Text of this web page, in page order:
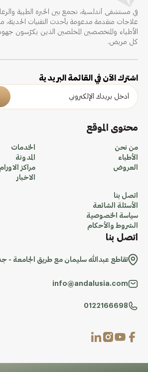
في مستشفى أندلسية، نجمع بين الخبرة الطبية
علاجات متقدمة مدعومة بأحدث التقنيات
الأطباء والمتخصصين المخلصين الذين يكرّسون
كل مريض.
اشترك الآن في القائمة البريدية
محتوى الموقع
من نحن
الأطباء
العروض
الخدمات
المدونة
مراكز الاورام
الاخبار
اتصل بنا
الأسئلة الشائعة
سياسة الخصوصية
الشروط والأحكام
اتصل بنا
تقاطع عبدالله سليمان مع طريق الجامعة -
info@andalusia.com
0122166698